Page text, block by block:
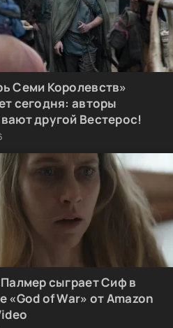
Семи Королевств»
сегодня: авторы
другой Вестерос!
сыграет Сиф в
«God of War» от Amazon